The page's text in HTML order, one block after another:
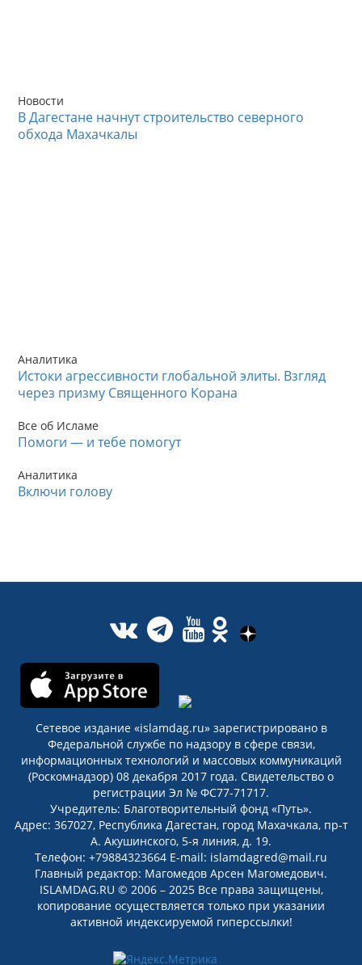
Новости
В Дагестане начнут строительство северного
обхода Махачкалы
Аналитика
Истоки агрессивности глобальной элиты. Взгляд
через призму Священного Корана
Все об Исламе
Помоги — и тебе помогут
Аналитика
Включи голову
Сетевое издание «islamdag.ru» зарегистрировано в
Федеральной службе по надзору в сфере связи,
информационных технологий и массовых коммуникаций
(Роскомнадзор) 08 декабря 2017 года. Свидетельство о
регистрации Эл № ФС77-71717.
Учредитель: Благотворительный фонд «Путь».
Адрес: 367027, Республика Дагестан, город Махачкала, пр-т
А. Акушинского, 5-я линия, д. 19.
Телефон: +79884323664 E-mail: islamdagred@mail.ru
Главный редактор: Магомедов Арсен Магомедович.
ISLAMDAG.RU © 2006 – 2025 Все права защищены,
копирование осуществляется только при указании
активной индексируемой гиперссылки!